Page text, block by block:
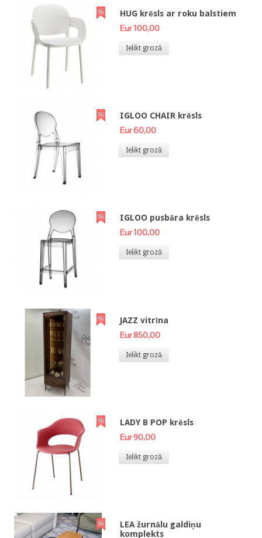
HUG krēsls ar roku balstiem
Eur 100,00
Ielikt grozā
IGLOO CHAIR krēsls
Eur 60,00
Ielikt grozā
IGLOO pusbāra krēsls
Eur 100,00
Ielikt grozā
JAZZ vitrīna
Eur 850,00
Ielikt grozā
LADY B POP krēsls
Eur 90,00
Ielikt grozā
LEA žurnālu galdiņu
komplekts